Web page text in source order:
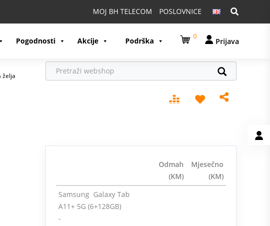
Pretraga:
MOJ BH TELECOM POSLOVNICE
Pogodnosti Akcije Podrška 0
Prijava
želja
Odmah
(KM)
Mjesečno
(KM)
Samsung Galaxy Tab
A11+ 5G (6+128GB)
-